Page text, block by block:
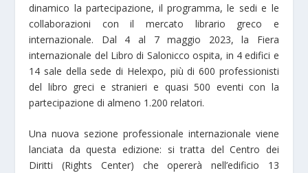
dinamico la partecipazione, il programma, le sedi e le
collaborazioni con il mercato librario greco e
internazionale. Dal 4 al 7 maggio 2023, la Fiera
internazionale del Libro di Salonicco ospita, in 4 edifici e
14 sale della sede di Helexpo, più di 600 professionisti
del libro greci e stranieri e quasi 500 eventi con la
partecipazione di almeno 1.200 relatori.
Una nuova sezione professionale internazionale viene
lanciata da questa edizione: si tratta del Centro dei
Diritti (Rights Center) che opererà nell’edificio 13